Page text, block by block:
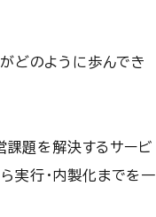
どのように歩んでき
課題を解決するサービ
実行・内製化までを一